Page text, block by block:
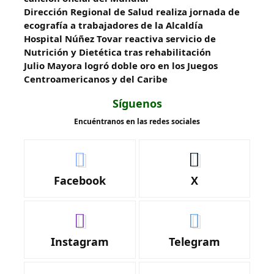
‎Dirección Regional de Salud realiza jornada de
ecografía a trabajadores de la Alcaldía
Hospital Núñez Tovar reactiva servicio de
Nutrición y Dietética tras rehabilitación
Julio Mayora logró doble oro en los Juegos
Centroamericanos y del Caribe
Síguenos
Encuéntranos en las redes sociales
Facebook X
Instagram Telegram